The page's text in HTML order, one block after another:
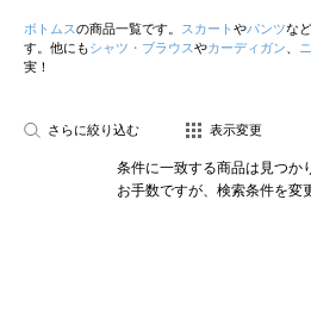
ボトムスの商品一覧です。 スカート やパンツな
す。他にもシャツ・ブラウスやカーディガン
実！
さらに絞り込む 表示変更
条件に一致する商品は見つか
お手数ですが、検索条件を変